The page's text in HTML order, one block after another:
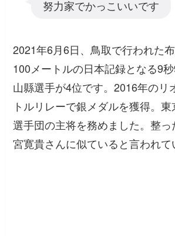
努力家でかっこいいです
2021年6月6日、鳥取で行われた
100メートルの日本記録となる9
山縣選手が4位です。2016年のリ
トルリレーで銀メダルを獲得。
選手団の主将を務めました。整
宮寛貴さんに似ていると言われて